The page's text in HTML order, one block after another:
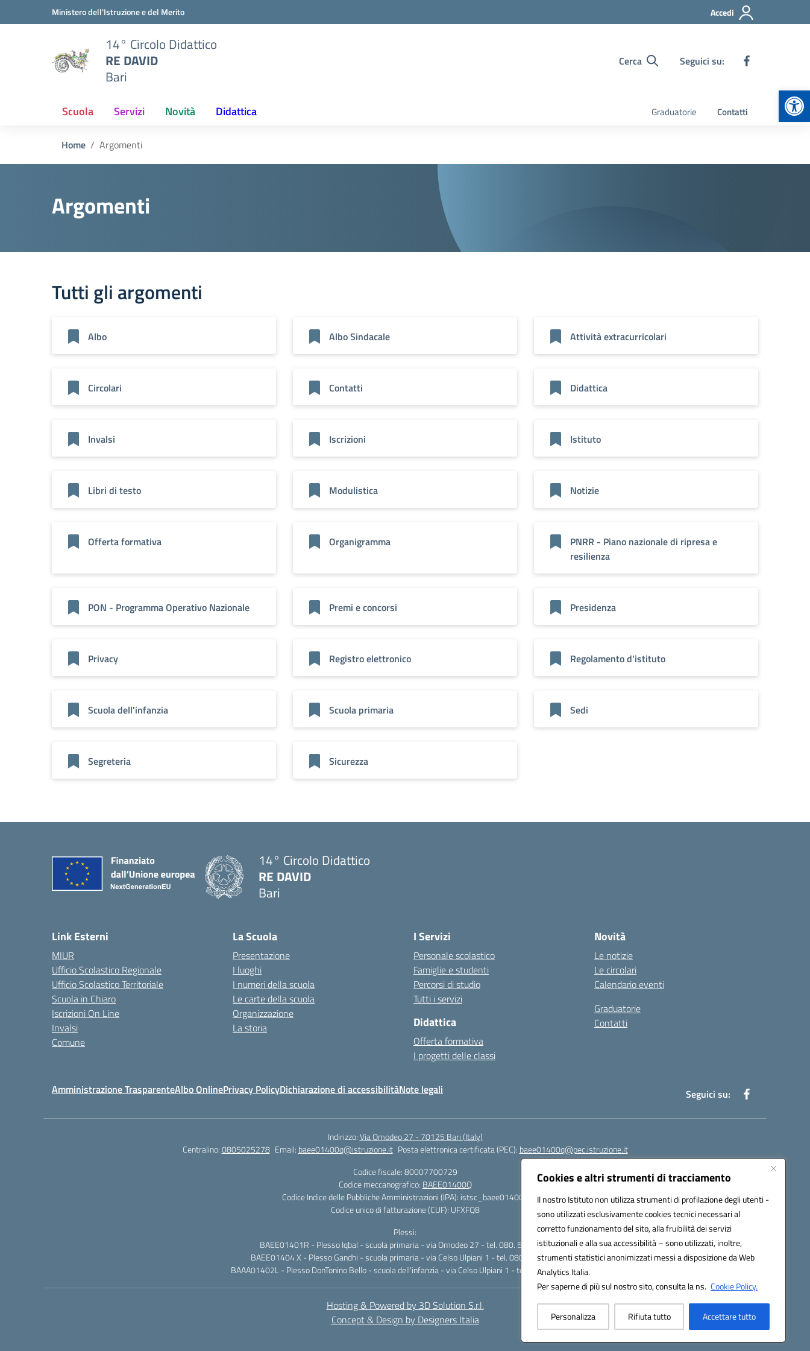
Cookies e altri strumenti di tracciamento
Il nostro Istituto non utilizza strumenti di profilazione degli utenti -
sono utilizzati esclusivamente cookies tecnici necessari al
corretto funzionamento del sito, alla fruibilità dei servizi
istituzionali e alla sua accessibilità – sono utilizzati, inoltre,
strumenti statistici anonimizzati messi a disposizione da Web
Analytics Italia.
Per saperne di più sul nostro sito, consulta la ns. Cookie Policy.
Personalizza Rifiuta tutto Accettare tutto
Vai ai contenuti
Vai al menu di navigazioneMinistero dell'Istruzione e del Merito Accedi
14° Circolo Didattico
RE DAVID
Bari
Cerca Seguici su:
Scuola Servizi Novità Didattica Graduatorie Contatti
Home Argomenti
Argomenti
Tutti gli argomenti
Albo Albo Sindacale Attività extracurricolari
Circolari Contatti Didattica
Invalsi Iscrizioni Istituto
Libri di testo Modulistica Notizie
Offerta formativa Organigramma
PNRR - Piano nazionale di ripresa e
resilienza
PON - Programma Operativo Nazionale Premi e concorsi Presidenza
Privacy Registro elettronico Regolamento d'istituto
Scuola dell'infanzia Scuola primaria Sedi
Segreteria Sicurezza
14° Circolo Didattico
RE DAVID
Bari
Link Esterni
MIUR
Ufficio Scolastico Regionale
Ufficio Scolastico Territoriale
Scuola in Chiaro
Iscrizioni On Line
Invalsi
Comune
La Scuola
Presentazione
I luoghi
I numeri della scuola
Le carte della scuola
Organizzazione
La storia
I Servizi
Personale scolastico
Famiglie e studenti
Percorsi di studio
Tutti i servizi
Didattica
Offerta formativa
I progetti delle classi
Novità
Le notizie
Le circolari
Calendario eventi
Graduatorie
Contatti
Amministrazione TrasparenteAlbo OnlinePrivacy PolicyDichiarazione di accessibilitàNote legali Seguici su:
Indirizzo:Via Omodeo 27 - 70125 Bari (Italy)
Centralino:0805025278 Email: baee01400q@istruzione.it Posta elettronica certificata (PEC): baee01400q@pec.istruzione.it
Codice fiscale: 80007700729
Codice meccanografico: BAEE01400Q
Codice Indice delle Pubbliche Amministrazioni (IPA): istsc_baee01400q
Codice unico di fatturazione (CUF): UFXFQ8
Plessi:
BAEE01401R - Plesso Iqbal - scuola primaria - via Omodeo 27 - tel. 080. 5025278
BAEE01404 X - Plesso Gandhi - scuola primaria - via Celso Ulpiani 1 - tel. 080.5569487
BAAA01402L - Plesso DonTonino Bello - scuola dell'infanzia - via Celso Ulpiani 1 - tel. 080.5569487
Hosting & Powered by 3D Solution S.r.l.
Concept & Design by Designers Italia